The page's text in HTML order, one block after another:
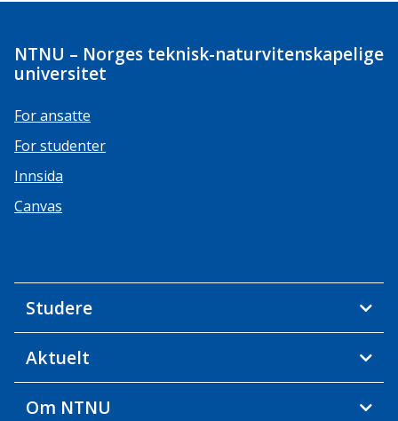
NTNU – Norges teknisk-naturvitenskapelige
universitet
For ansatte
For studenter
Innsida
Canvas
Studere
Aktuelt
Om NTNU